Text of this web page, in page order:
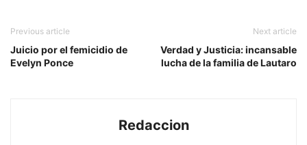
Previous article
Juicio por el femicidio de
Evelyn Ponce
Next article
Verdad y Justicia: incansable
lucha de la familia de Lautaro
Redaccion